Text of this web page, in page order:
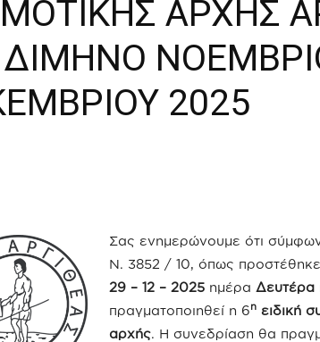
ΑΡΧΗΣ
2025
Σας ενημερώνουμε ότι
Ν. 3852 / 10, όπως
29 – 12 – 2025 ημέρα Δευτέρα
πραγματοποιηθεί η 6η ειδική
αρχής. Η συνεδρίαση θα